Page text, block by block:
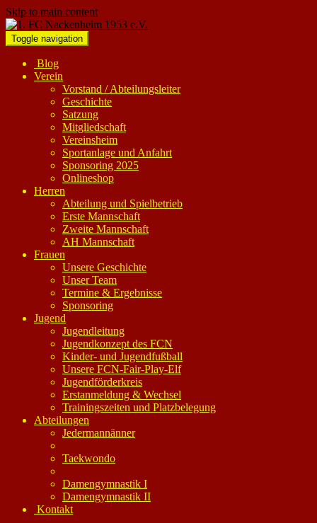
Skip to main content
Toggle navigation
Blog
Verein
Vorstand / Abteilungsleiter
Geschichte
Satzung
Mitgliedschaft
Vereinsheim
Sportanlage und Anfahrt
Sponsoring 2025
Onlineshop
Herren
Abteilung und Spielbetrieb
Erste Mannschaft
Zweite Mannschaft
AH Mannschaft
Frauen
Unsere Geschichte
Unser Team
Termine & Ergebnisse
Sponsoring
Jugend
Jugendleitung
Jugendkonzept des FCN
Kinder- und Jugendfußball
Unsere FCN-Fair-Play-Elf
Jugendförderkreis
Erstanmeldung & Wechsel
Trainingszeiten und Platzbelegung
Abteilungen
Jedermannänner
Taekwondo
Damengymnastik I
Damengymnastik II
Kontakt